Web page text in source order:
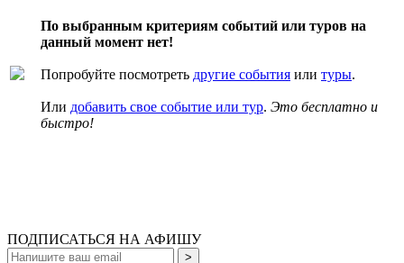
По выбранным критериям событий или туров на
данный момент нет!
Попробуйте посмотреть другие события или туры.
Или добавить свое событие или тур. Это бесплатно и
быстро!
ПОДПИСАТЬСЯ НА АФИШУ